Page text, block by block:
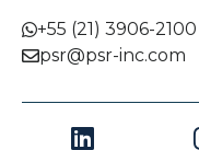
+55 (21) 3906-2100
psr@psr-inc.com